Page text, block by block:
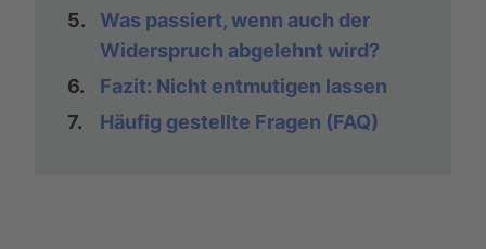
5.
Was passiert, wenn auch der
Widerspruch abgelehnt wird?
6.
Fazit: Nicht entmutigen lassen
7.
Häufig gestellte Fragen (FAQ)